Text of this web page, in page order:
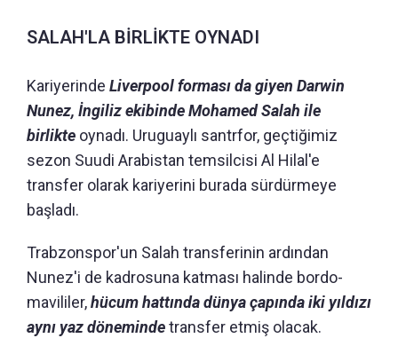
SALAH'LA BİRLİKTE OYNADI
Kariyerinde Liverpool forması da giyen Darwin
Nunez, İngiliz ekibinde Mohamed Salah ile
birlikte oynadı. Uruguaylı santrfor, geçtiğimiz
sezon Suudi Arabistan temsilcisi Al Hilal'e
transfer olarak kariyerini burada sürdürmeye
başladı.
Trabzonspor'un Salah transferinin ardından
Nunez'i de kadrosuna katması halinde bordo-
mavililer,hücum hattında dünya çapında iki yıldızı
aynı yaz dönemindetransfer etmiş olacak.